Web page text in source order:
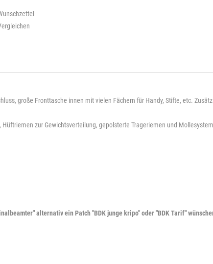
große Fronttasche innen mit vielen Fächern für Handy, Stifte, etc.
zur Gewichtsverteilung, gepolsterte Trageriemen und
alternativ ein Patch "BDK junge kripo" oder "BDK Tarif"